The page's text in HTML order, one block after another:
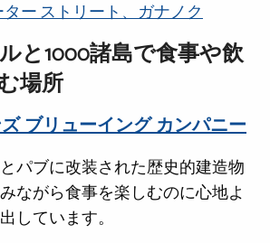
ター ストリート、ガナノク
と1000諸島で食事や飲
場所
ブリューイング カンパニー
パブに改装された歴史的建造物
ながら食事を楽しむのに心地よ
しています。